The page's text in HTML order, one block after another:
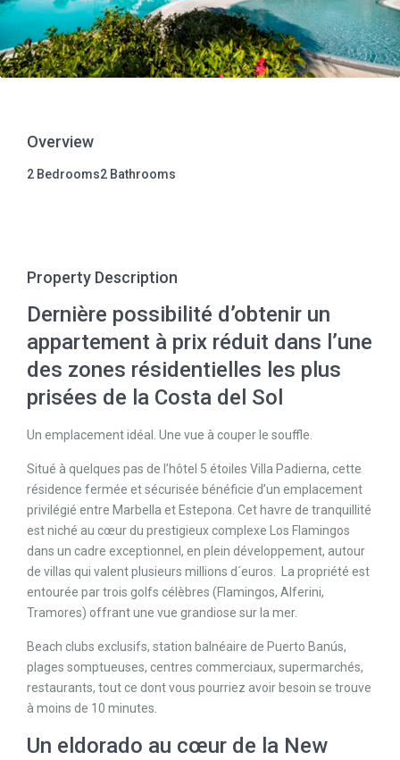
Overview
2 Bedrooms2 Bathrooms
Property Description
Dernière possibilité d’obtenir un
appartement à prix réduit dans l’une
des zones résidentielles les plus
prisées de la Costa del Sol
Un emplacement idéal. Une vue à couper le souffle.
Situé à quelques pas de l’hôtel 5 étoiles Villa Padierna, cette
résidence fermée et sécurisée bénéficie d’un emplacement
privilégié entre Marbella et Estepona. Cet havre de tranquillité
est niché au cœur du prestigieux complexe Los Flamingos
dans un cadre exceptionnel, en plein développement, autour
de villas qui valent plusieurs millions d´euros. La propriété est
entourée par trois golfs célèbres (Flamingos, Alferini,
Tramores) offrant une vue grandiose sur la mer.
Beach clubs exclusifs, station balnéaire de Puerto Banús,
plages somptueuses, centres commerciaux, supermarchés,
restaurants, tout ce dont vous pourriez avoir besoin se trouve
à moins de 10 minutes.
Un eldorado au cœur de la New